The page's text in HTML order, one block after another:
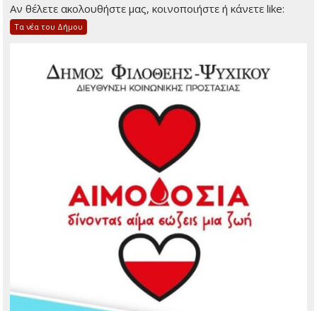
Αν θέλετε ακολουθήστε μας, κοινοποιήστε ή κάνετε like:
Τα νέα του Δήμου